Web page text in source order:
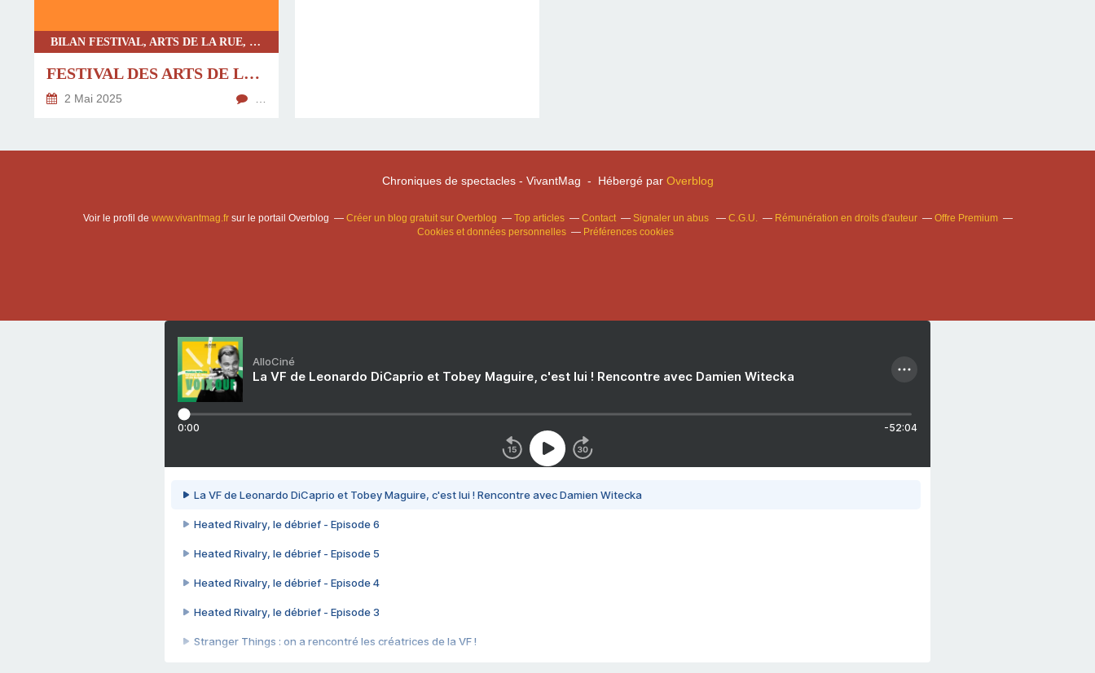
BILAN FESTIVAL, ARTS DE LA RUE, SPECTACLE TOUT PUBLIC
FESTIVAL DES ARTS DE LA RUE : PÂQUES AU PONT
2 Mai 2025
Chroniques de spectacles - VivantMag - Hébergé par Overblog
Voir le profil de www.vivantmag.frsur le portail Overblog Créer un blog gratuit sur Overblog Top articles Contact Signaler un abus C.G.U. Rémunération en droits d'auteur
Offre Premium
Cookies et données personnelles
Préférences cookies
AlloCiné
La VF de Leonardo DiCaprio et Tobey Maguire, c'est lui ! Rencontre avec Damien Witecka
0:00 -52:04
La VF de Leonardo DiCaprio et Tobey Maguire, c'est lui ! Rencontre avec Damien Witecka
Heated Rivalry, le débrief - Episode 6
Heated Rivalry, le débrief - Episode 5
Heated Rivalry, le débrief - Episode 4
Heated Rivalry, le débrief - Episode 3
Stranger Things : on a rencontré les créatrices de la VF !